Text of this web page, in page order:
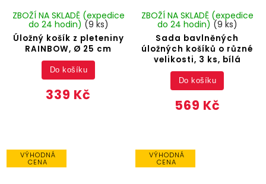
Úložný košík z pleteniny
RAINBOW, Ø 25 cm
ZBOŽÍ NA SKLADĚ (expedice
do 24 hodin) (9 ks)
339 Kč
Do košíku
Sada bavlněných
úložných košíků o různé
velikosti, 3 ks, bílá
ZBOŽÍ NA SKLADĚ (expedice
do 24 hodin) (9 ks)
569 Kč
Do košíku
VÝHODNÁ
CENA
VÝHODNÁ
CENA